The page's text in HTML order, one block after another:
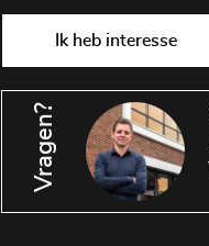
Ik heb interesse
Vragen?